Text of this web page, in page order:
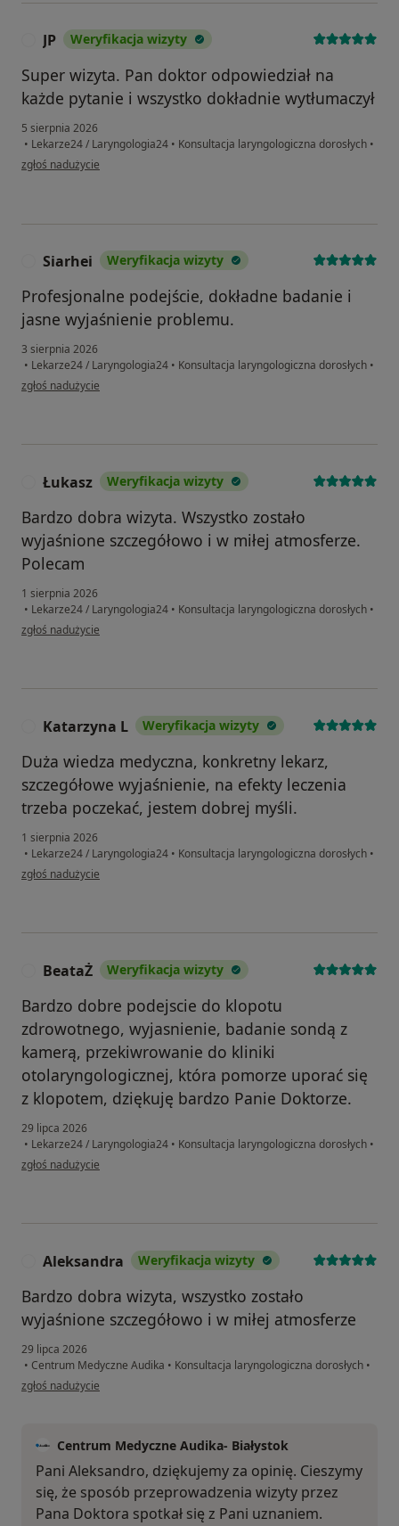
JP Weryfikacja wizyty
Super wizyta. Pan doktor odpowiedział na
każde pytanie i wszystko dokładnie wytłumaczył
5 sierpnia 2026
• Lekarze24 / Laryngologia24 • Konsultacja laryngologiczna dorosłych •
w opinii użytkownika JP
zgłoś nadużycie
Siarhei Weryfikacja wizyty
Profesjonalne podejście, dokładne badanie i
jasne wyjaśnienie problemu.
3 sierpnia 2026
• Lekarze24 / Laryngologia24 • Konsultacja laryngologiczna dorosłych •
w opinii użytkownika Siarhei
zgłoś nadużycie
Łukasz Weryfikacja wizyty
Bardzo dobra wizyta. Wszystko zostało
wyjaśnione szczegółowo i w miłej atmosferze.
Polecam
1 sierpnia 2026
• Lekarze24 / Laryngologia24 • Konsultacja laryngologiczna dorosłych •
w opinii użytkownika Łukasz
zgłoś nadużycie
Katarzyna L Weryfikacja wizyty
Duża wiedza medyczna, konkretny lekarz,
szczegółowe wyjaśnienie, na efekty leczenia
trzeba poczekać, jestem dobrej myśli.
1 sierpnia 2026
• Lekarze24 / Laryngologia24 • Konsultacja laryngologiczna dorosłych •
w opinii użytkownika Katarzyna L
zgłoś nadużycie
BeataŻ Weryfikacja wizyty
Bardzo dobre podejscie do klopotu
zdrowotnego, wyjasnienie, badanie sondą z
kamerą, przekiwrowanie do kliniki
otolaryngologicznej, która pomorze uporać się
z klopotem, dziękuję bardzo Panie Doktorze.
29 lipca 2026
• Lekarze24 / Laryngologia24 • Konsultacja laryngologiczna dorosłych •
w opinii użytkownika BeataŻ
zgłoś nadużycie
Aleksandra Weryfikacja wizyty
Bardzo dobra wizyta, wszystko zostało
wyjaśnione szczegółowo i w miłej atmosferze
29 lipca 2026
• Centrum Medyczne Audika • Konsultacja laryngologiczna dorosłych •
w opinii użytkownika Aleksandra
zgłoś nadużycie
Centrum Medyczne Audika- Białystok
Pani Aleksandro, dziękujemy za opinię. Cieszymy
się, że sposób przeprowadzenia wizyty przez
Pana Doktora spotkał się z Pani uznaniem.